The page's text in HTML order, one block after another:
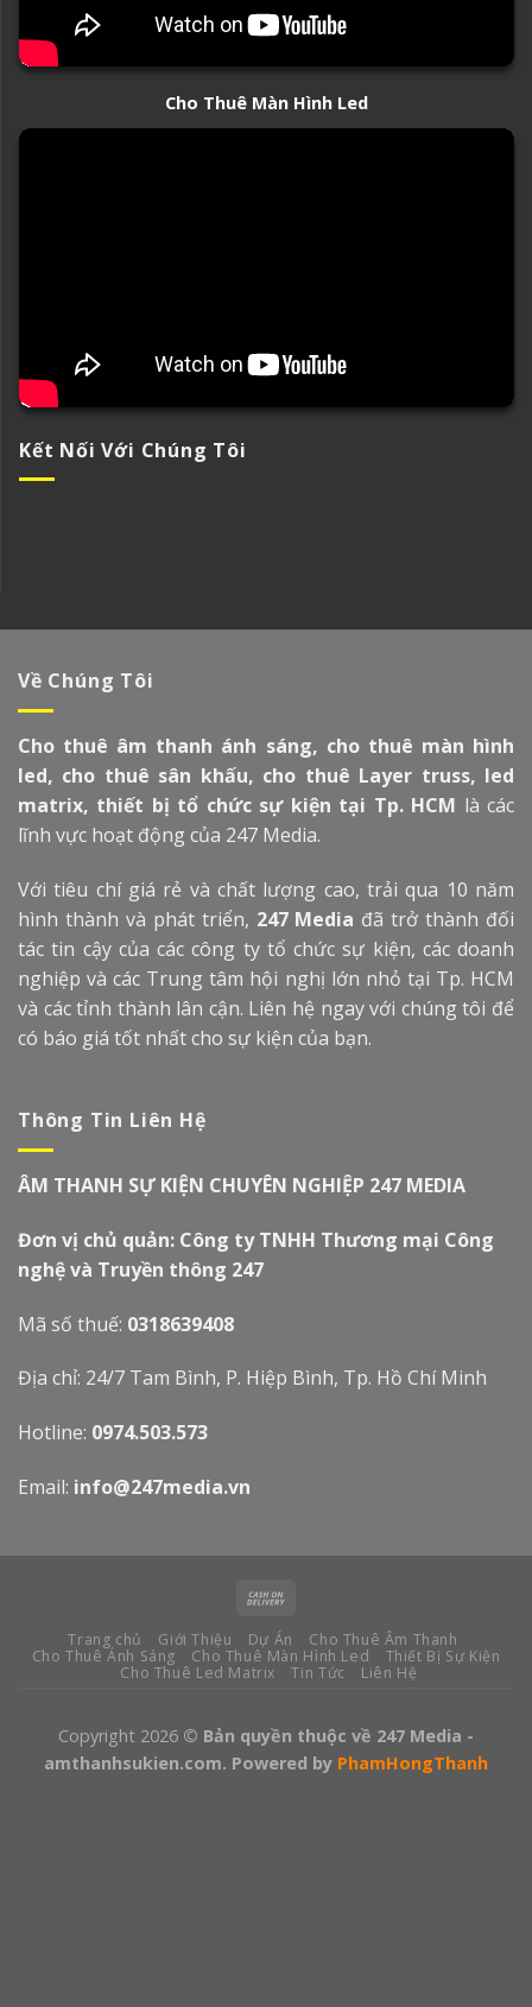
Cho Thuê Màn Hình Led
Kết Nối Với Chúng Tôi
Về Chúng Tôi
Cho thuê âm thanh ánh sáng, cho thuê màn hình
led, cho thuê sân khấu, cho thuê Layer truss, led
matrix, thiết bị tổ chức sự kiện tại Tp. HCM là các
lĩnh vực hoạt động của 247 Media.
Với tiêu chí giá rẻ và chất lượng cao, trải qua 10 năm
hình thành và phát triển, 247 Media đã trở thành đối
tác tin cậy của các công ty tổ chức sự kiện, các doanh
nghiệp và các Trung tâm hội nghị lớn nhỏ tại Tp. HCM
và các tỉnh thành lân cận. Liên hệ ngay với chúng tôi để
có báo giá tốt nhất cho sự kiện của bạn.
Thông Tin Liên Hệ
ÂM THANH SỰ KIỆN CHUYÊN NGHIỆP 247 MEDIA
Đơn vị chủ quản: Công ty TNHH Thương mại Công
nghệ và Truyền thông 247
Mã số thuế: 0318639408
Địa chỉ: 24/7 Tam Bình, P. Hiệp Bình, Tp. Hồ Chí Minh
Hotline: 0974.503.573
Email: info@247media.vn
Trang chủ Giới Thiệu Dự Án
Cho Thuê Âm Thanh
Cho Thuê Ánh Sáng
Cho Thuê Màn Hình Led
Thiết Bị Sự Kiện
Cho Thuê Led Matrix
Tin Tức Liên Hệ
Copyright 2026 © Bản quyền thuộc về 247 Media -
amthanhsukien.com. Powered by PhamHongThanh